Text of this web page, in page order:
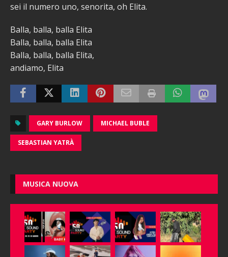
sei il numero uno, senorita, oh Elita.
Balla, balla, balla Elita
Balla, balla, balla Elita
Balla, balla, balla Elita,
andiamo, Elita
GARY BURLOW MICHAEL BUBLE
SEBASTIAN YATRÀ
MUSICA NUOVA